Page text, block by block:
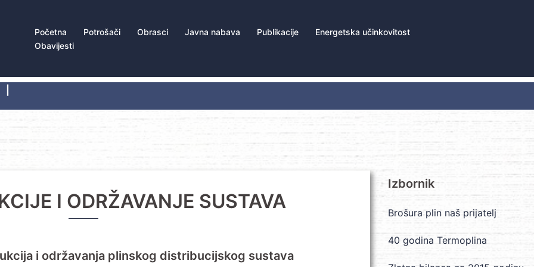
Početna Potrošači Obrasci Javna nabava Publikacije
Energetska učinkovitost
Obavijesti
I ODRŽAVANJE SUSTAVA
i održavanja plinskog distribucijskog sustava
Izbornik
Brošura plin naš prijatelj
40 godina Termoplina